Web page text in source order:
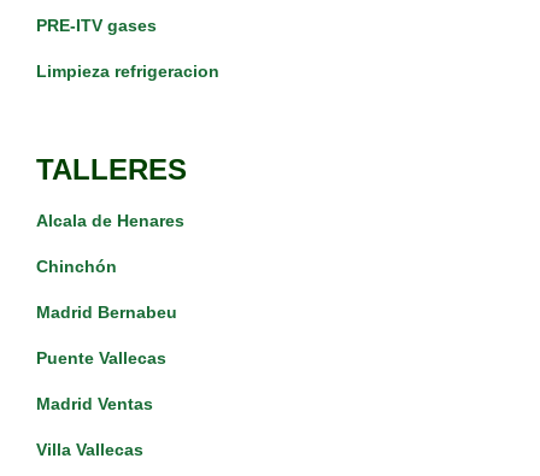
PRE-ITV gases
Limpieza refrigeracion
TALLERES
Alcala de Henares
Chinchón
Madrid Bernabeu
Puente Vallecas
Madrid Ventas
Villa Vallecas